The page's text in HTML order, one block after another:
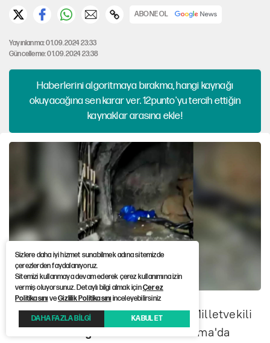
ABONE OL
Yayınlanma: 01.09.2024 23:33
Güncelleme: 01.09.2024 23:38
Haberlerini algoritmaya bırakma, hangi kaynağı
okuyacağına sen karar ver. 12punto'yu tercih ettiğin
kaynaklar arasına ekle!
Bağımsız Maden İş, AKP Batman Milletvekili
Ferhat Nasıroğlu’naait Manisa Soma'da
Sizlere daha iyi hizmet sunabilmek adına sitemizde
çerezlerden faydalanıyoruz.
Sitemizi kullanmaya devam ederek çerez kullanımına izin
vermiş oluyorsunuz. Detaylı bilgi almak içinÇerez
PolitikasınıveGizlilik Politikasınıinceleyebilirsiniz
DAHA FAZLA BİLGİ KABUL ET